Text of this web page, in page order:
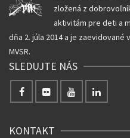
zložená z
aktivitám pre deti a
dňa 2. júla 2014 a je
MVSR.
SLEDUJTE NÁS
KONTAKT